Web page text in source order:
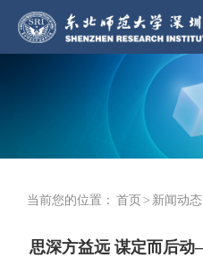
当前您的位置： 首页> 新闻动态
思深方益远 谋定而后